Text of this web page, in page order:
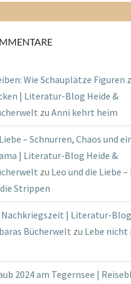
Wie Schauplätze Figuren
| Literatur-Blog Heide &
zu Anni kehrt heim
– Schnurren, Chaos und
| Literatur-Blog Heide &
zu Leo und die Liebe –
Strippen
Nachkriegszeit | Literatur-Blog
Bücherwelt zu Lebe nicht
2024 am Tegernsee |